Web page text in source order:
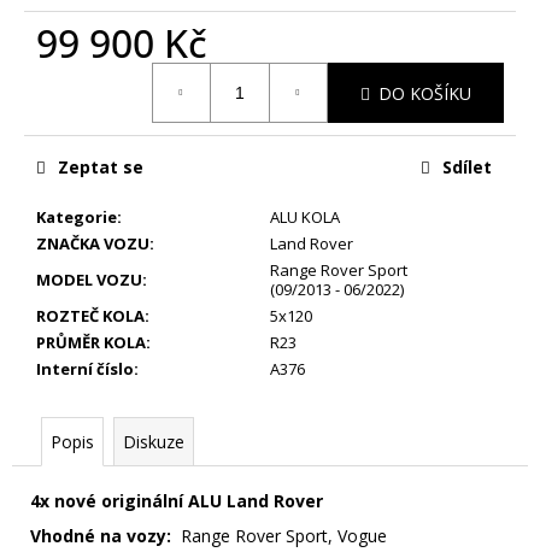
99 900 Kč
DO KOŠÍKU
Kategorie:
ALU KOLA
ZNAČKA VOZU:
Land Rover
MODEL VOZU:
Range Rover Sport
(09/2013 - 06/2022)
ROZTEČ KOLA:
5x120
PRŮMĚR KOLA:
R23
Interní číslo: A376
Zeptat se Sdílet
Popis Diskuze
4x nové originální ALU Land Rover
Vhodné na vozy: Range Rover Sport, Vogue
ROVER
62MM